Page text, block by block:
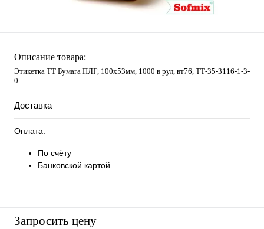
Описание товара:
Этикетка ТТ Бумага ПЛГ, 100х53мм, 1000 в рул, вт76, TТ-35-3116-1-3-
0
Доставка
Оплата:
По счёту
Банковской картой
Запросить цену